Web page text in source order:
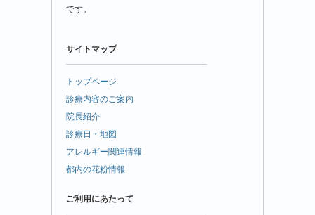
です。
サイトマップ
トップページ
診療内容のご案内
院長紹介
診療日・地図
アレルギー関連情報
都内の花粉情報
ご利用にあたって